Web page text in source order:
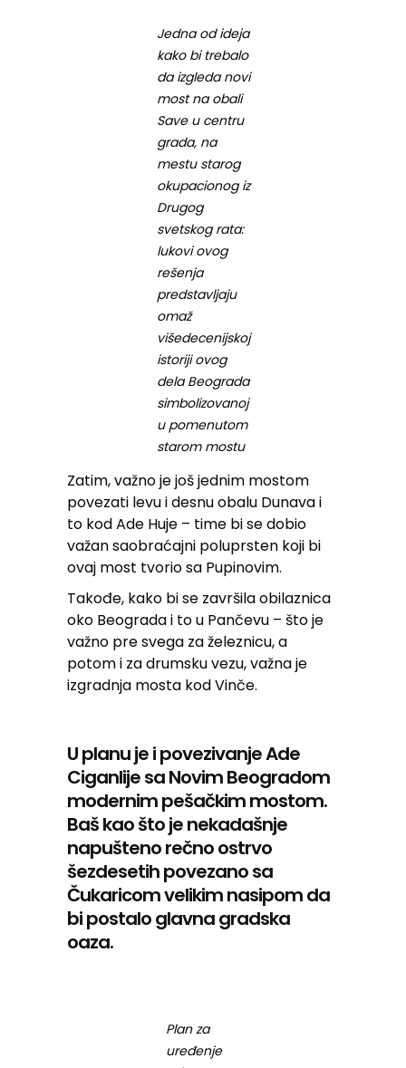
Jedna od ideja
kako bi trebalo
da izgleda novi
most na obali
Save u centru
grada, na
mestu starog
okupacionog iz
Drugog
svetskog rata:
lukovi ovog
rešenja
predstavljaju
omaž
višedecenijskoj
istoriji ovog
dela Beograda
simbolizovanoj
u pomenutom
starom mostu
Zatim, važno je još jednim mostom
povezati levu i desnu obalu Dunava i
to kod Ade Huje – time bi se dobio
važan saobraćajni poluprsten koji bi
ovaj most tvorio sa Pupinovim.
Takođe, kako bi se završila obilaznica
oko Beograda i to u Pančevu – što je
važno pre svega za železnicu, a
potom i za drumsku vezu, važna je
izgradnja mosta kod Vinče.
U planu je i povezivanje Ade
Ciganlije sa Novim Beogradom
modernim pešačkim mostom.
Baš kao što je nekadašnje
napušteno rečno ostrvo
šezdesetih povezano sa
Čukaricom velikim nasipom da
bi postalo glavna gradska
oaza.
Plan za
uređenje